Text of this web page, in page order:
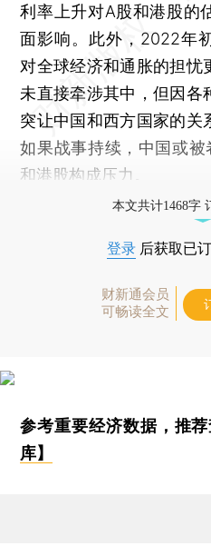
利率上升对A股和港股的
面影响。此外，2022年
对全球经济和通胀的担忧
未直接牵涉其中，但因各
突让中国和西方国家的关
如果战事持续，中国或
和港股构成压力。
本文共计1468字
登录 后获取已
财新通会员
可畅读全文
参考重要经济数据，推荐
库】